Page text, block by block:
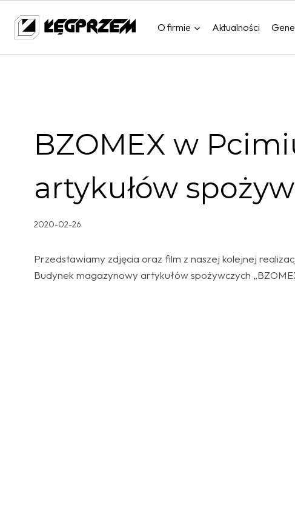
treści
O firmie Aktualności
BZOMEX w
artykułów
2020-02-26
Przedstawiamy zdjęcia oraz film z naszej kolejnej
Budynek magazynowy artykułów spożywczych